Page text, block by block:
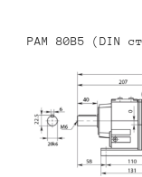
PAM 80B5 (DIN